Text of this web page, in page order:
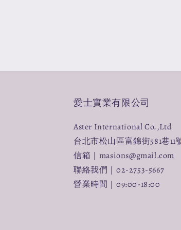
愛士實業有限公司
Aster International Co.,Ltd
台北市松山區富錦街581巷11
信箱｜masions@gmail.com
聯絡我們｜02-2753-5667
營業時間｜09:00-18:00